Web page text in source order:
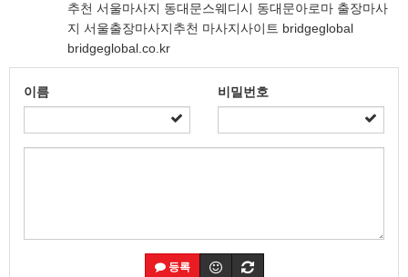
추천 서울마사지 동대문스웨디시 동대문아로마 출장마사
지 서울출장마사지추천 마사지사이트 bridgeglobal
bridgeglobal.co.kr
이름 비밀번호
등록